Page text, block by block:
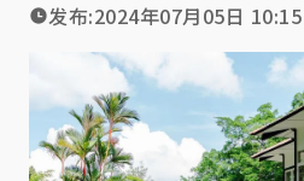
发布:2024年07月05日 10:15